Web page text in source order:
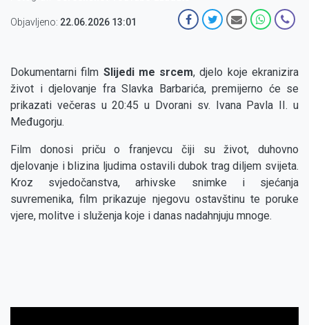
Objavljeno: 22.06.2026 13:01
Dokumentarni film Slijedi me srcem, djelo koje ekranizira
život i djelovanje fra Slavka Barbarića, premijerno će se
prikazati večeras u 20:45 u Dvorani sv. Ivana Pavla II. u
Međugorju.
Film donosi priču o franjevcu čiji su život, duhovno
djelovanje i blizina ljudima ostavili dubok trag diljem svijeta.
Kroz svjedočanstva, arhivske snimke i sjećanja
suvremenika, film prikazuje njegovu ostavštinu te poruke
vjere, molitve i služenja koje i danas nadahnjuju mnoge.